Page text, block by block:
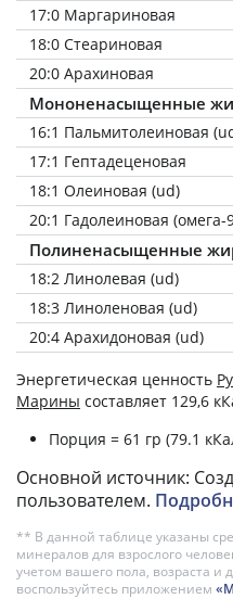
17:0 Маргариновая
18:0 Стеариновая
20:0 Арахиновая
Мононенасыщенные
16:1 Пальмитолеиновая
17:1 Гептадеценовая
18:1 Олеиновая (ud)
20:1 Гадолеиновая (омега-
Полиненасыщенные
18:2 Линолевая (ud)
18:3 Линоленовая (ud)
20:4 Арахидоновая (ud)
Энергетическая ценность
Марины составляет 129,6
Порция = 61 гр (79.1
Основной источник:
пользователем.
** В данной таблице указаны
минералов для взрослого
учетом вашего пола, возраста и
воспользуйтесь приложением